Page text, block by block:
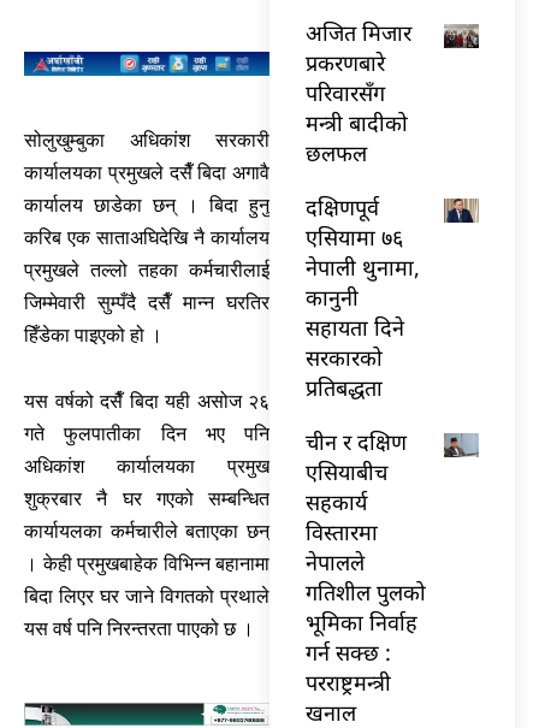
सोलुखुम्बुका अधिकांश सरकारी
कार्यालयका प्रमुखले दसैँ बिदा अगावै
कार्यालय छाडेका छन् । बिदा हुनु
करिब एक साताअघिदेखि नै कार्यालय
प्रमुखले तल्लो तहका कर्मचारीलाई
जिम्मेवारी सुम्पँदै दसैँ मान्न घरतिर
हिँडेका पाइएको हो ।
यस वर्षको दसैँ बिदा यही असोज २६
गते फुलपातीका दिन भए पनि
अधिकांश कार्यालयका प्रमुख
शुक्रबार नै घर गएको सम्बन्धित
कार्यायलका कर्मचारीले बताएका छन्
। केही प्रमुखबाहेक विभिन्न बहानामा
बिदा लिएर घर जाने विगतको प्रथाले
यस वर्ष पनि निरन्तरता पाएको छ ।
अजित मिजार
प्रकरणबारे
परिवारसँग
मन्त्री बादीको
छलफल
दक्षिणपूर्व
एसियामा ७६
नेपाली थुनामा,
कानुनी
सहायता दिने
सरकारको
प्रतिबद्धता
चीन र दक्षिण
एसियाबीच
सहकार्य
विस्तारमा
नेपालले
गतिशील पुलको
भूमिका निर्वाह
गर्न सक्छ :
परराष्ट्रमन्त्री
खनाल